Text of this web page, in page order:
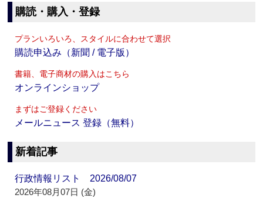
購読・購入・登録
プランいろいろ、スタイルに合わせて選択
購読申込み（新聞 / 電子版）
書籍、電子商材の購入はこちら
オンラインショップ
まずはご登録ください
メールニュース 登録（無料）
新着記事
行政情報リスト 2026/08/07
2026年08月07日 (金)